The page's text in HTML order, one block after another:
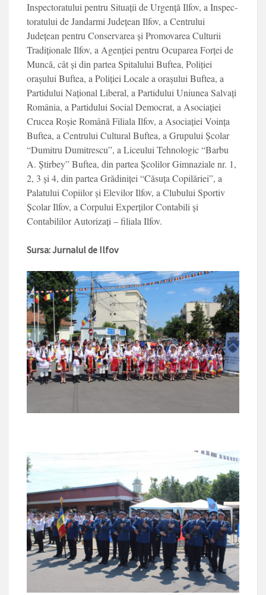
Inspectora­tului pentru Situații de Urgență Ilfov, a Inspec­
toratului de Jandarmi Județean Ilfov, a Centru­lui
Județean pentru Con­servarea și Promovarea Culturii
Tradiționale Ilfov, a Agenției pentru Ocupa­rea Forței de
Muncă, cât și din partea Spitalului Buftea, Poliției
orașului Buftea, a Poliției Loca­le a orașului Buftea, a
Partidului Național Libe­ral, a Partidului Uniunea Salvați
România, a Parti­dului Social Democrat, a Asociației
Crucea Roșie Română Filiala Ilfov, a Asociației Voința
Buftea, a Centrului Cultural Buf­tea, a Grupului Școlar
“Dumitru Dumitrescu”, a Liceului Tehnologic “Bar­bu
A. Știrbey” Buftea, din partea Școlilor Gimna­ziale nr. 1,
2, 3 și 4, din partea Grădiniței “Căsuța Copilăriei”, a
Palatului Copiilor și Elevilor Ilfov, a Clubului Sportiv
Școlar Il­fov, a Corpului Experților Contabili și
Contabililor Autorizați – filiala Ilfov.
Sursa: Jurnalul de Ilfov